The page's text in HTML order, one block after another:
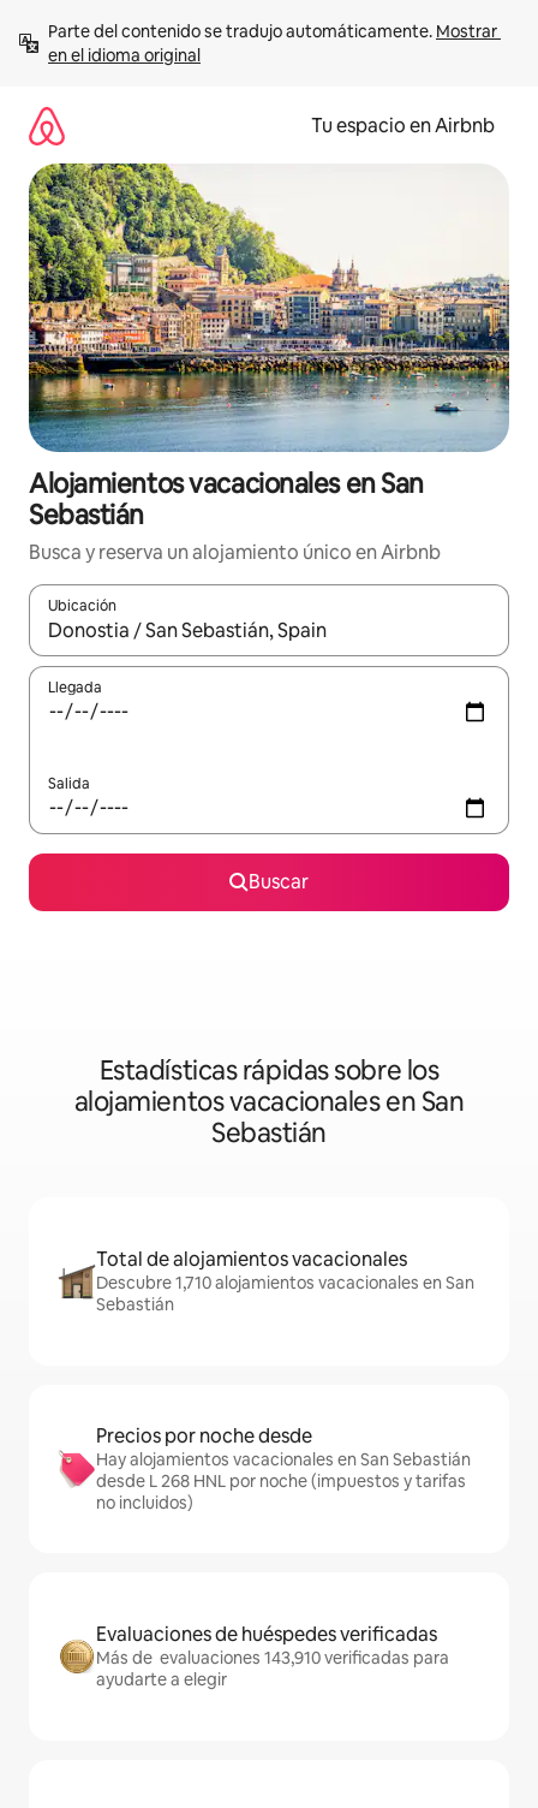
contenido
Parte del contenido se tradujo automáticamente. Mostrar
en el idioma original
Tu espacio en Airbnb
Alojamientos vacacionales en San
Sebastián
Busca y reserva un alojamiento único en Airbnb
Ubicación
Cuando los resultados estén disponibles, podrás navegar
Llegada
Salida
Buscar
Estadísticas rápidas sobre los
alojamientos vacacionales en San
Sebastián
Total de alojamientos vacacionales
Descubre 1,710 alojamientos vacacionales en San
Sebastián
Precios por noche desde
Hay alojamientos vacacionales en San Sebastián
desde L 268 HNL por noche (impuestos y tarifas
no incluidos)
Evaluaciones de huéspedes verificadas
Más de evaluaciones 143,910 verificadas para
ayudarte a elegir